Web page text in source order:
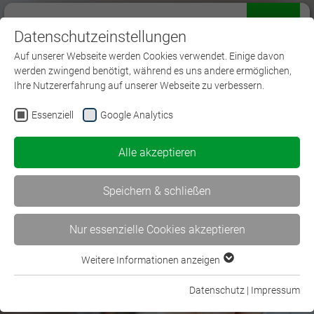
Willkommen beim BWV
Saarland | VVWuP e.V.
Datenschutzeinstellungen
Auf unserer Webseite werden Cookies verwendet. Einige davon
werden zwingend benötigt, während es uns andere ermöglichen,
Ihre Nutzererfahrung auf unserer Webseite zu verbessern.
Essenziell Google Analytics
Alle akzeptieren
Speichern & schließen
Nur essenzielle Cookies akzeptieren
Essenzielle Cookies werden für grundlegende Funktionen der
Weitere Informationen anzeigen
Datenschutz | Impressum